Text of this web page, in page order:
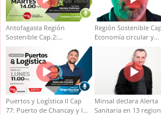
Antofagasta Región
Sostenible Cap.2:
Educación ambiental y
formación de capacidades
técnicas
Región Sostenible
Economía circular y
Puertos y Logística II Cap
77: Puerto de Chancay y la
Minsal declara Alerta
Sanitaria en 13